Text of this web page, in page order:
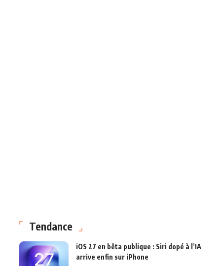
Tendance
iOS 27 en bêta publique : Siri dopé à l’IA
arrive enfin sur iPhone